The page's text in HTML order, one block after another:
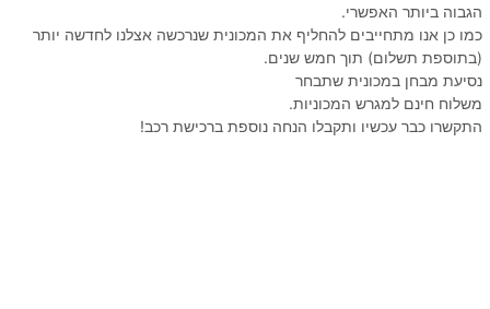
הגבוה ביותר האפשרי.
כמו כן אנו מתחייבים להחליף את המכונית שנרכשה אצלנו לחדשה יותר
(בתוספת תשלום) תוך חמש שנים.
נסיעת מבחן במכונית שתבחר
משלוח חינם למגרש המכוניות.
התקשרו כבר עכשיו ותקבלו הנחה נוספת ברכישת רכב!